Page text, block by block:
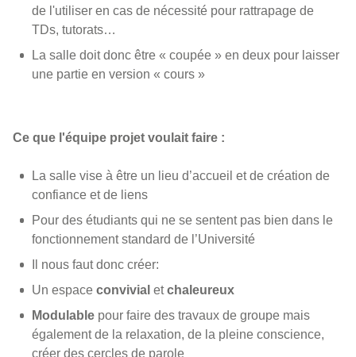
de l'utiliser en cas de nécessité pour rattrapage de
TDs, tutorats…
La salle doit donc être « coupée » en deux pour laisser
une partie en version « cours »
Ce que l'équipe projet voulait faire :
La salle vise à être un lieu d’accueil et de création de
confiance et de liens
Pour des étudiants qui ne se sentent pas bien dans le
fonctionnement standard de l’Université
Il nous faut donc créer:
Un espace convivial etchaleureux
Modulable pour faire des travaux de groupe mais
également de la relaxation, de la pleine conscience,
créer des cercles de parole